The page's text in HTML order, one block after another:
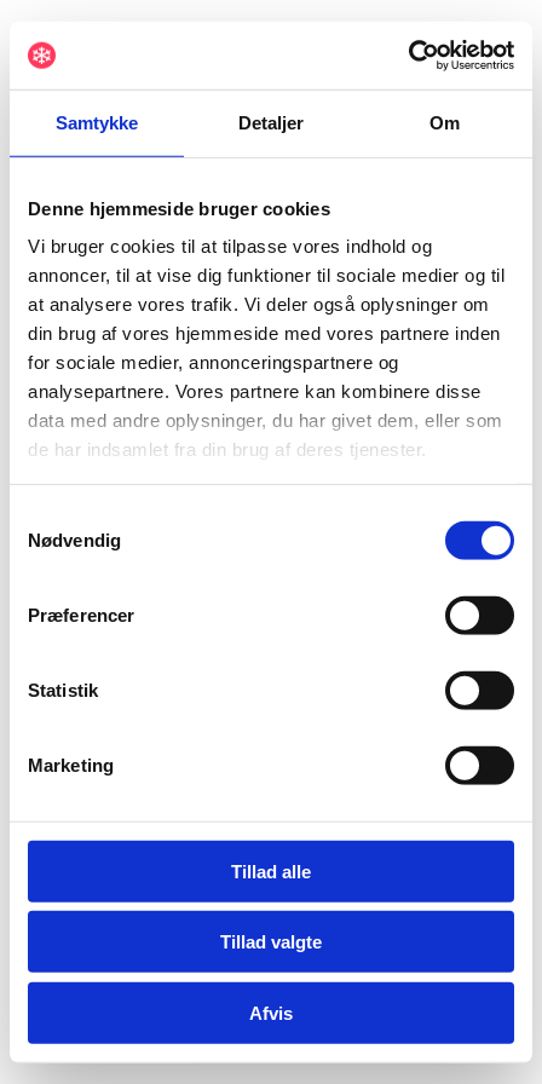
Samtykke Detaljer Om
Denne hjemmeside bruger cookies
Vi bruger cookies til at tilpasse vores indhold og
annoncer, til at vise dig funktioner til sociale medier og til
at analysere vores trafik. Vi deler også oplysninger om
din brug af vores hjemmeside med vores partnere inden
for sociale medier, annonceringspartnere og
analysepartnere. Vores partnere kan kombinere disse
data med andre oplysninger, du har givet dem, eller som
de har indsamlet fra din brug af deres tjenester.
Nødvendig
Præferencer
Statistik
Marketing
Tillad alle
Tillad valgte
Afvis